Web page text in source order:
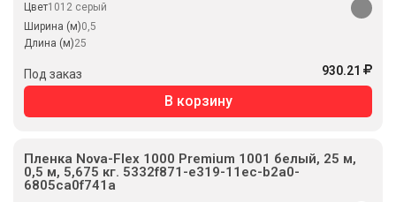
Цвет1012 серый
Ширина (м)0,5
Длина (м)25
Под заказ 930.21
В корзину
Пленка Nova-Flex 1000 Premium 1001 белый, 25 м,
0,5 м, 5,675 кг. 5332f871-e319-11ec-b2a0-
6805ca0f741a